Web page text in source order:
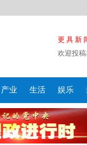
更具新
欢迎投
产业 生活 娱乐